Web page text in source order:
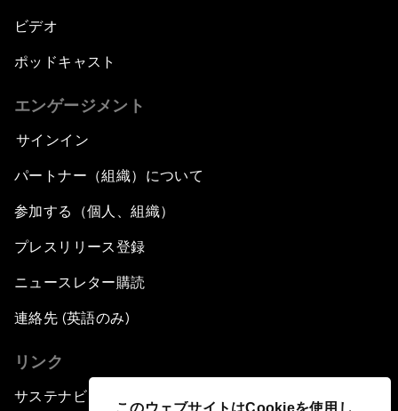
このウェブサイトはCookieを使用し
ビデオ
ポッドキャスト
エンゲージメント
サインイン
パートナー（組織）について
参加する（個人、組織）
プレスリリース登録
ニュースレター購読
連絡先 (英語のみ)
リンク
サステナビリティへの取り組み